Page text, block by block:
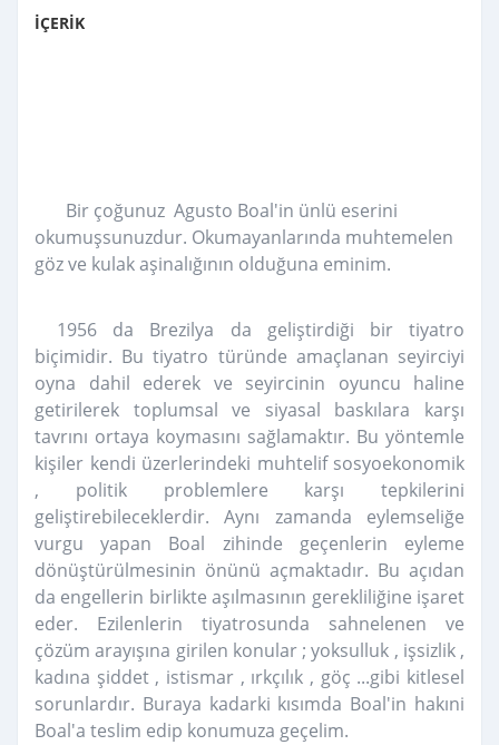
İÇERİK
Bir çoğunuz Agusto Boal'in ünlü eserini
okumuşsunuzdur. Okumayanlarında muhtemelen
göz ve kulak aşinalığının olduğuna eminim.
1956 da Brezilya da geliştirdiği bir tiyatro
biçimidir. Bu tiyatro türünde amaçlanan seyirciyi
oyna dahil ederek ve seyircinin oyuncu haline
getirilerek toplumsal ve siyasal baskılara karşı
tavrını ortaya koymasını sağlamaktır. Bu yöntemle
kişiler kendi üzerlerindeki muhtelif sosyoekonomik
, politik problemlere karşı tepkilerini
geliştirebileceklerdir. Aynı zamanda eylemseliğe
vurgu yapan Boal zihinde geçenlerin eyleme
dönüştürülmesinin önünü açmaktadır. Bu açıdan
da engellerin birlikte aşılmasının gerekliliğine işaret
eder. Ezilenlerin tiyatrosunda sahnelenen ve
çözüm arayışına girilen konular ; yoksulluk , işsizlik ,
kadına şiddet , istismar , ırkçılık , göç ...gibi kitlesel
sorunlardır. Buraya kadarki kısımda Boal'in hakıni
Boal'a teslim edip konumuza geçelim.